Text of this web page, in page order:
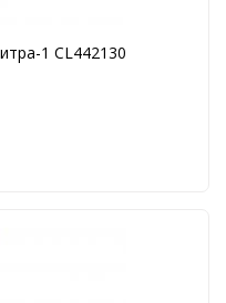
1 CL442130